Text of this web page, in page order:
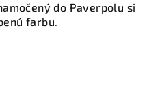
do Paverpolu si
farbu.